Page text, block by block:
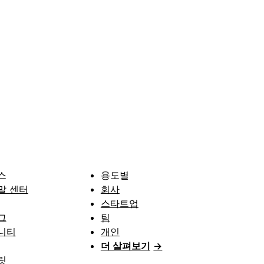
센터
티
용도별
회사
스타트업
팀
개인
더 살펴보기 →